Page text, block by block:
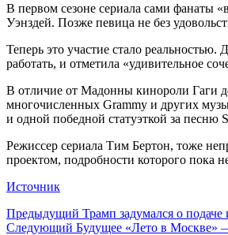
В первом сезоне сериала сами фанаты
Уэнздей. Позже певица не без
Теперь это участие стало
работать, и отметила «удивительное
В отличие от Мадонны кинороли Гаги
многочисленных Grammy и других
и одной победной статуэткой за
Режиссер сериала Тим Бертон, тоже
проектом, подробности которого пока
Источник
Предыдущий Трамп задумался о
Следующий Будущее «Лето в Москве»